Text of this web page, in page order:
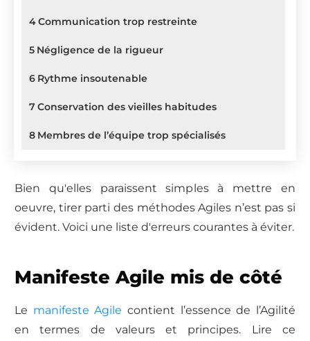
4Communication trop restreinte
5 Négligence de la rigueur
6 Rythme insoutenable
7 Conservation des vieilles habitudes
8 Membres de l’équipe trop spécialisés
Bien qu'elles paraissent simples à mettre en
oeuvre, tirer parti des méthodes Agiles n’est pas si
évident. Voici une liste d'erreurs courantes à éviter.
Manifeste Agile mis de côté
Le manifeste Agile contient l’essence de l’Agilité
en termes de valeurs et principes. Lire ce